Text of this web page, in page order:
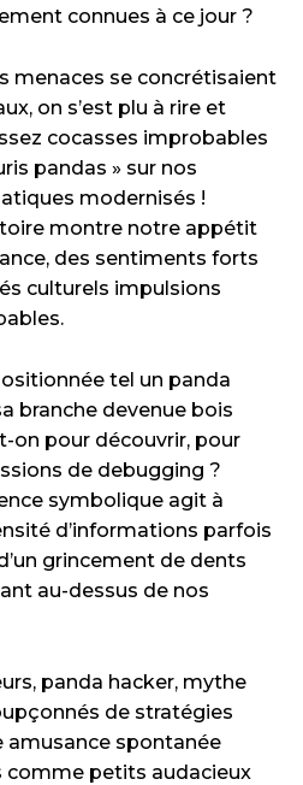
connues à ce jour ?
menaces se concrétisaient
on s’est plu à rire et
cocasses improbables
pandas » sur nos
modernisés !
montre notre appétit
des sentiments forts
culturels impulsions
tel un panda
branche devenue bois
on pour découvrir, pour
de debugging ?
symbolique agit à
d’informations parfois
grincement de dents
au-dessus de nos
panda hacker, mythe
de stratégies
amusance spontanée
comme petits audacieux